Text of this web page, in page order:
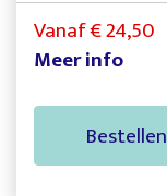
Vanaf € 24,50
Meer info
Bestellen